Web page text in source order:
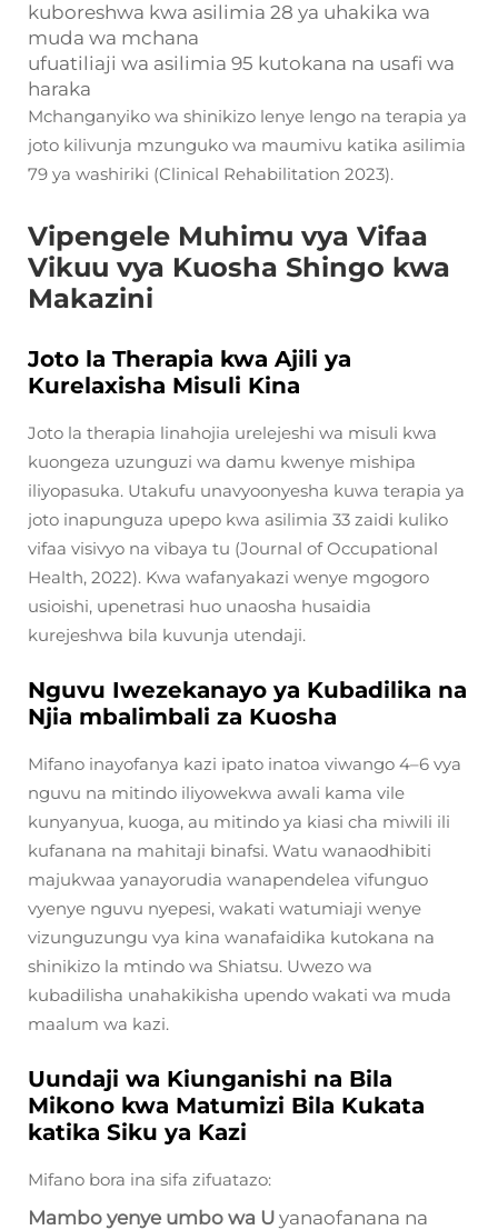
kuboreshwa kwa asilimia 28 ya uhakika wa
muda wa mchana
ufuatiliaji wa asilimia 95 kutokana na usafi wa
haraka
Mchanganyiko wa shinikizo lenye lengo na terapia ya
joto kilivunja mzunguko wa maumivu katika asilimia
79 ya washiriki (Clinical Rehabilitation 2023).
Vipengele Muhimu vya Vifaa
Vikuu vya Kuosha Shingo kwa
Makazini
Joto la Therapia kwa Ajili ya
Kurelaxisha Misuli Kina
Joto la therapia linahojia urelejeshi wa misuli kwa
kuongeza uzunguzi wa damu kwenye mishipa
iliyopasuka. Utakufu unavyoonyesha kuwa terapia ya
joto inapunguza upepo kwa asilimia 33 zaidi kuliko
vifaa visivyo na vibaya tu (Journal of Occupational
Health, 2022). Kwa wafanyakazi wenye mgogoro
usioishi, upenetrasi huo unaosha husaidia
kurejeshwa bila kuvunja utendaji.
Nguvu Iwezekanayo ya Kubadilika na
Njia mbalimbali za Kuosha
Mifano inayofanya kazi ipato inatoa viwango 4–6 vya
nguvu na mitindo iliyowekwa awali kama vile
kunyanyua, kuoga, au mitindo ya kiasi cha miwili ili
kufanana na mahitaji binafsi. Watu wanaodhibiti
majukwaa yanayorudia wanapendelea vifunguo
vyenye nguvu nyepesi, wakati watumiaji wenye
vizunguzungu vya kina wanafaidika kutokana na
shinikizo la mtindo wa Shiatsu. Uwezo wa
kubadilisha unahakikisha upendo wakati wa muda
maalum wa kazi.
Uundaji wa Kiunganishi na Bila
Mikono kwa Matumizi Bila Kukata
katika Siku ya Kazi
Mifano bora ina sifa zifuatazo:
Mambo yenye umbo wa U yanaofanana na